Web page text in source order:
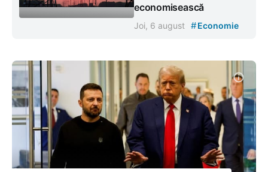
economisească
Joi, 6 august #Economie